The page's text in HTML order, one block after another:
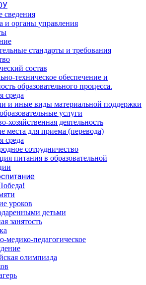
сведения
и органы управления
стандарты и требования
состав
техническое обеспечение и
образовательного процесса.
среда
и иные виды материальной поддержки
услуги
хозяйственная деятельность
места для приема (перевода)
среда
сотрудничество
питания в образовательной
уроков
детьми
занятость
медико-педагогическое
олимпиада